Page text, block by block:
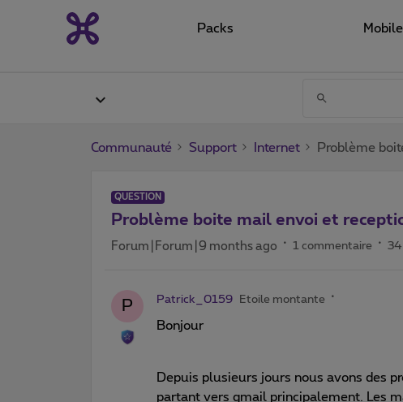
Packs Mobile
Communauté Support Internet Problème
QUESTION
Problème boite mail envoi et
Forum|Forum|9 months ago 1 commentaire 34
P Patrick_0159 Etoile montante
Bonjour
Depuis plusieurs jours nous avons des
partant vers gmail principalement. Les